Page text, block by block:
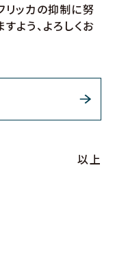
リッカの抑制に努
よう、よろしくお
以上